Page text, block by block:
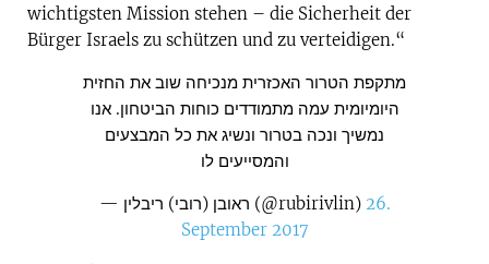
wichtigsten Mission stehen – die Sicherheit der
Bürger Israels zu schützen und zu verteidigen.“
מתקפת הטרור האכזרית מנכיחה שוב את החזית
היומיומית עמה מתמודדים כוחות הביטחון. אנו
נמשיך ונכה בטרור ונשיג את כל המבצעים
והמסייעים לו
— ראובן (רובי) ריבלין (@rubirivlin) 26.
September 2017